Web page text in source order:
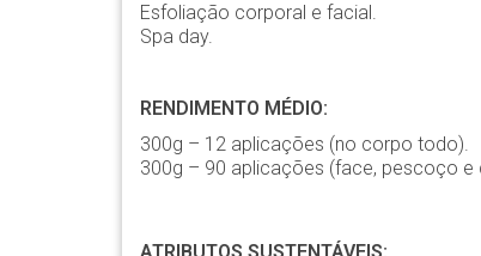
Esfoliação corporal e facial.
Spa day.
RENDIMENTO MÉDIO:
300g – 12 aplicações (no corpo todo).
300g – 90 aplicações (face, pescoço e